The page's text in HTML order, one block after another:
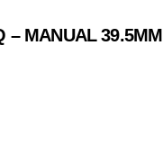
– MANUAL 39.5MM